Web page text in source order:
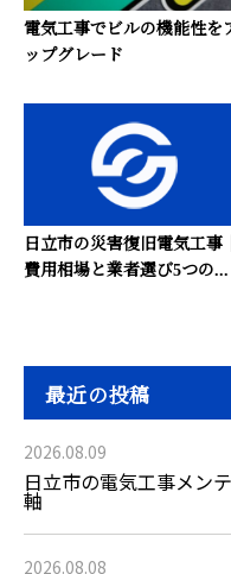
電気工事でビルの機能性を
ップグレード
日立市の災害復旧電気工事｜
費用相場と業者選び5つの...
最近の投稿
2026.08.09
日立市の電気工事メン
軸
2026.08.08